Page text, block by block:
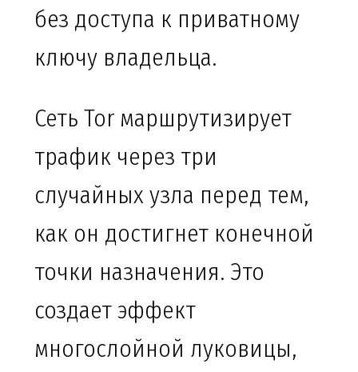
без доступа к приватному
ключу владельца.
Сеть Tor маршрутизирует
трафик через три
случайных узла перед тем,
как он достигнет конечной
точки назначения. Это
создает эффект
многослойной луковицы,